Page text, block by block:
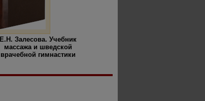
Е.Н. Залесова. Учебник
массажа и шведской
врачебной гимнастики